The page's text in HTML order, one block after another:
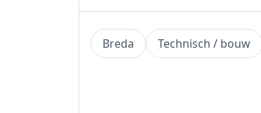
Breda Technisch / bouw